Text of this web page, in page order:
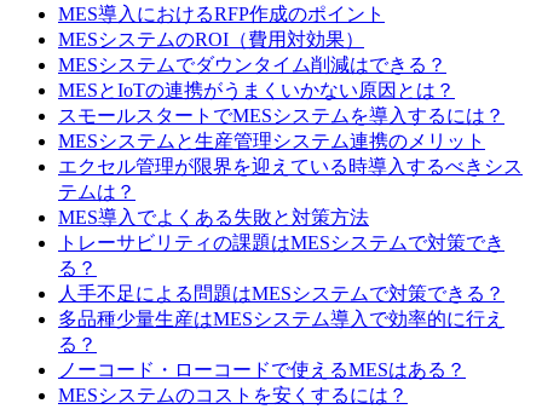
MES導入におけるRFP作成のポイント
MESシステムのROI（費用対効果）
MESシステムでダウンタイム削減はできる？
MESとIoTの連携がうまくいかない原因とは？
スモールスタートでMESシステムを導入するには？
MESシステムと生産管理システム連携のメリット
エクセル管理が限界を迎えている時導入するべきシス
テムは？
MES導入でよくある失敗と対策方法
トレーサビリティの課題はMESシステムで対策でき
る？
人手不足による問題はMESシステムで対策できる？
多品種少量生産はMESシステム導入で効率的に行え
る？
ノーコード・ローコードで使えるMESはある？
MESシステムのコストを安くするには？